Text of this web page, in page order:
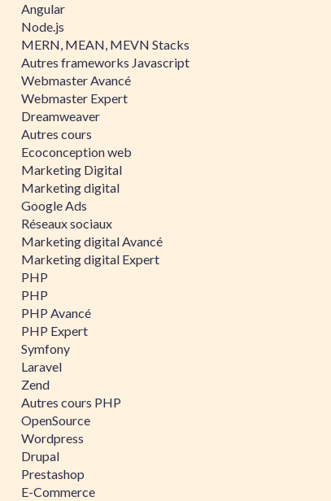
Angular
Node.js
MERN, MEAN, MEVN Stacks
Autres frameworks Javascript
Webmaster Avancé
Webmaster Expert
Dreamweaver
Autres cours
Ecoconception web
Marketing Digital
Marketing digital
Google Ads
Réseaux sociaux
Marketing digital Avancé
Marketing digital Expert
PHP
PHP
PHP Avancé
PHP Expert
Symfony
Laravel
Zend
Autres cours PHP
OpenSource
Wordpress
Drupal
Prestashop
E-Commerce